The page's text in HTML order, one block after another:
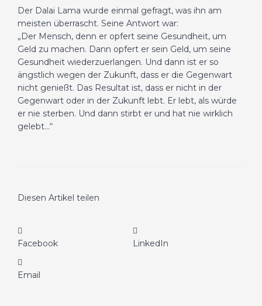
Der Dalai Lama wurde einmal gefragt, was ihn am
meisten überrascht. Seine Antwort war:
„Der Mensch, denn er opfert seine Gesundheit, um
Geld zu machen. Dann opfert er sein Geld, um seine
Gesundheit wiederzuerlangen. Und dann ist er so
ängstlich wegen der Zukunft, dass er die Gegenwart
nicht genießt. Das Resultat ist, dass er nicht in der
Gegenwart oder in der Zukunft lebt. Er lebt, als würde
er nie sterben. Und dann stirbt er und hat nie wirklich
gelebt…“
Diesen Artikel teilen
Facebook LinkedIn
Email